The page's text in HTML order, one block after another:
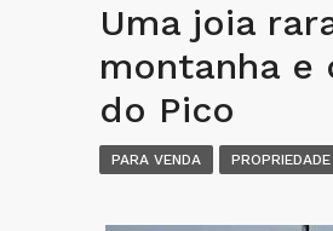
Uma joia
montanha e
do Pico
PARA VENDA